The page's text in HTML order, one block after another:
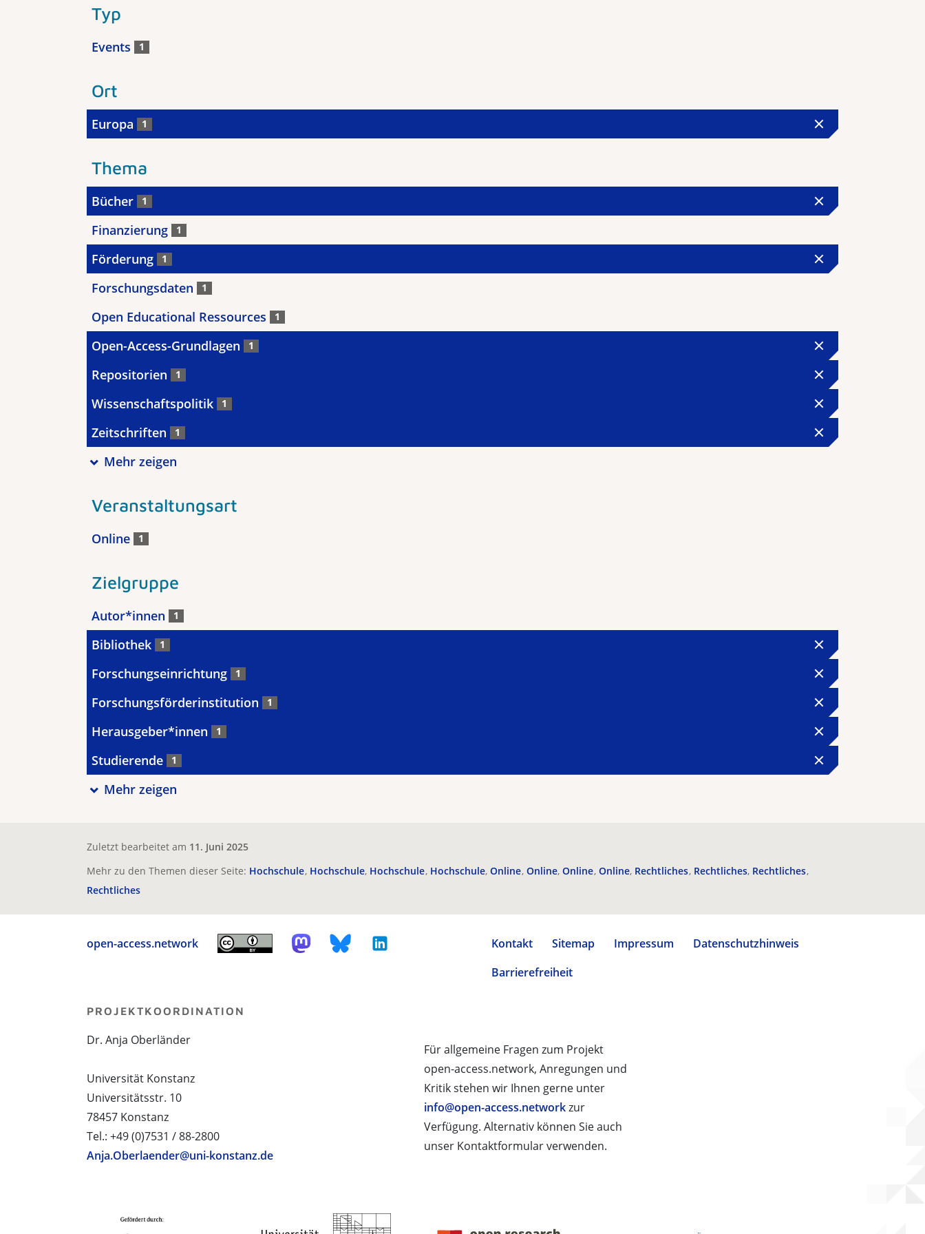
Typ
Events 1
Ort
Europa 1
Thema
Bücher 1
Finanzierung 1
Förderung 1
Forschungsdaten 1
Open Educational Ressources 1
Open-Access-Grundlagen 1
Repositorien 1
Wissenschaftspolitik 1
Zeitschriften 1
Mehr zeigen
Veranstaltungsart
Online 1
Zielgruppe
Autor*innen 1
Bibliothek 1
Forschungseinrichtung 1
Forschungsförderinstitution 1
Herausgeber*innen 1
Studierende 1
Mehr zeigen
Zuletzt bearbeitet am 11. Juni 2025
Mehr zu den Themen dieser Seite: Hochschule Hochschule Hochschule Hochschule Online Online Online Online Rechtliches Rechtliches Rechtliches
Rechtliches
open-access.network Kontakt Sitemap Impressum
Datenschutzhinweis
Barrierefreiheit
Für allgemeine Fragen zum Projekt
open-access.network, Anregungen und
Kritik stehen wir Ihnen gerne unter
info@open-access.networkzur
Verfügung. Alternativ können Sie auch
unser Kontaktformular verwenden.
PROJEKTKOORDINATION
Dr. Anja Oberländer
Universität Konstanz
Universitätsstr. 10
78457 Konstanz
Tel.: +49 (0)7531 / 88-2800
Anja.Oberlaender@uni-konstanz.de